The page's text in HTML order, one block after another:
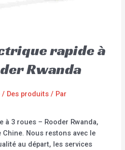
rapide à
Rwanda
/ Des produits / Par
à 3 roues – Rooder Rwanda,
Nous restons avec le
au départ, les services